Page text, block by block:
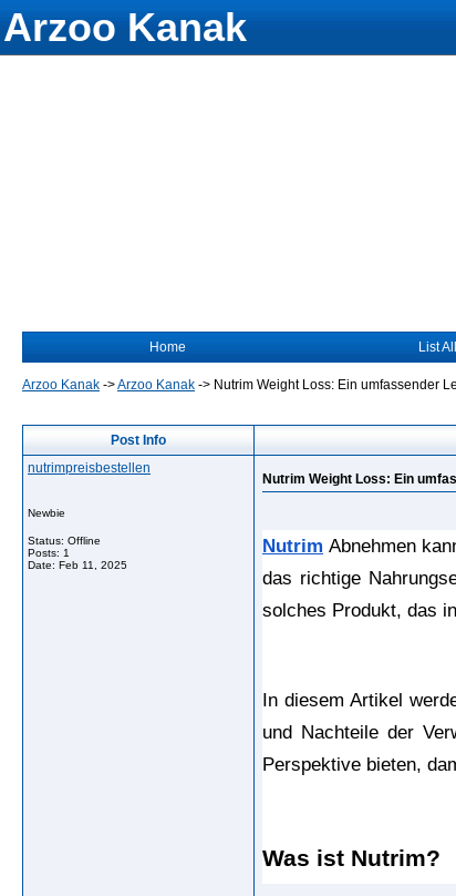
Arzoo Kanak
Home List
Arzoo Kanak ->Arzoo Kanak -> Nutrim Weight Loss: Ein umfassender
Post Info
nutrimpreisbestellen
Newbie
Status: Offline
Posts: 1
Date: Feb 11, 2025
Nutrim Weight Loss: Ein
Nutrim Abnehmen
das richtige
solches Produkt, das
In diesem Artikel
und Nachteile der
Perspektive bieten,
Was ist Nutrim?